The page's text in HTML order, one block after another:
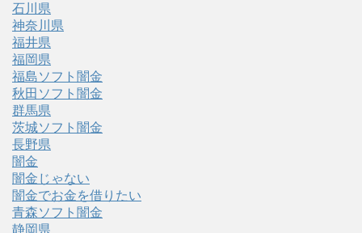
石川県
神奈川県
福井県
福岡県
福島ソフト闇金
秋田ソフト闇金
群馬県
茨城ソフト闇金
長野県
闇金
闇金じゃない
闇金でお金を借りたい
青森ソフト闇金
静岡県